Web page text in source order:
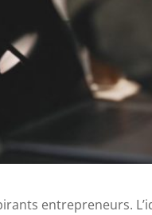
entrepreneurs.